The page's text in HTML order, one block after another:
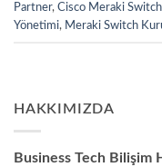
Partner, Cisco Meraki Switch
Yönetimi, Meraki Switch
HAKKIMIZDA
Business Tech Bilişim